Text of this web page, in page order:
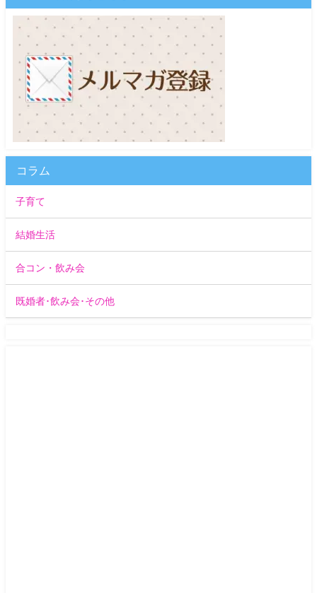
コラム
子育て
結婚生活
合コン・飲み会
既婚者･飲み会･その他